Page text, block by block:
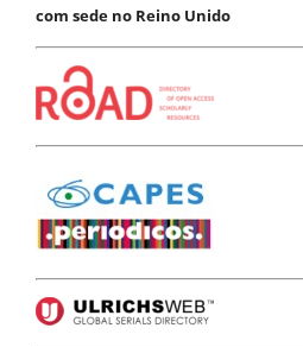
com sede no Reino Unido